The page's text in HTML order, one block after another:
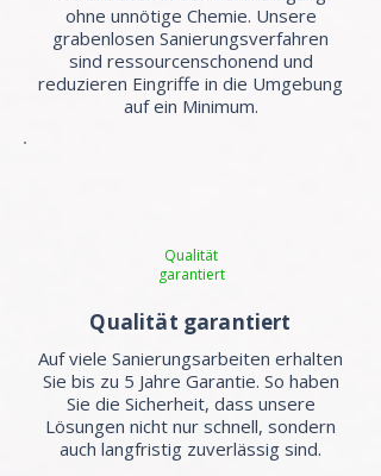
ohne unnötige Chemie. Unsere
grabenlosen Sanierungsverfahren
sind ressourcenschonend und
reduzieren Eingriffe in die Umgebung
auf ein Minimum.
Qualität
garantiert
Qualität garantiert
Auf viele Sanierungsarbeiten erhalten
Sie bis zu 5 Jahre Garantie. So haben
Sie die Sicherheit, dass unsere
Lösungen nicht nur schnell, sondern
auch langfristig zuverlässig sind.